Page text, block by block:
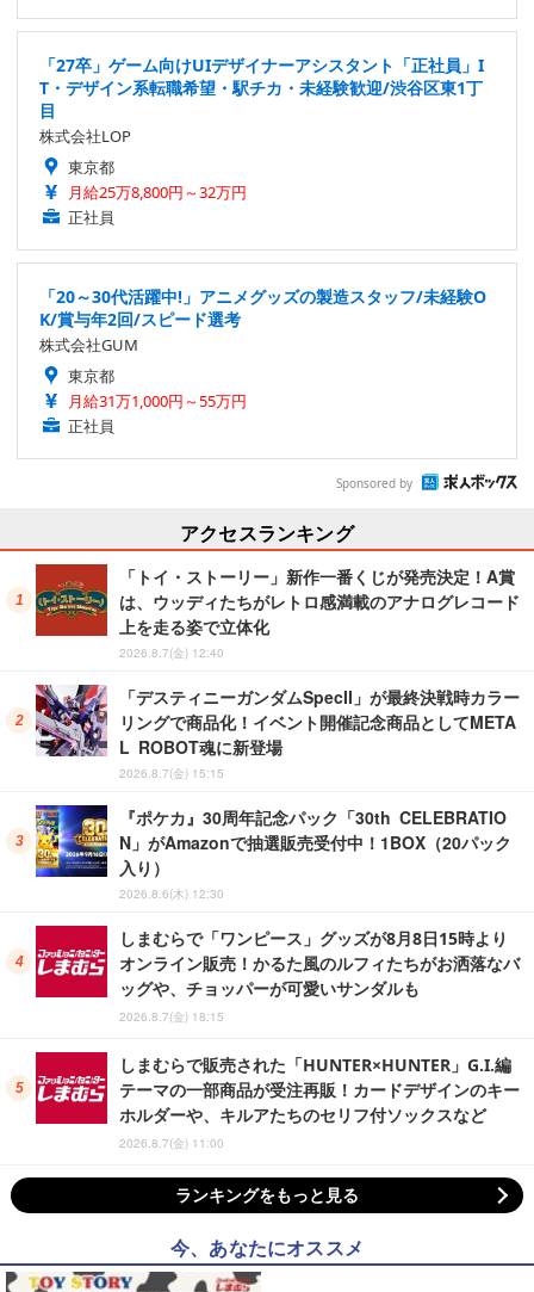
「27卒」ゲーム向けUIデザイナーアシスタント「正社員」I
T・デザイン系転職希望・駅チカ・未経験歓迎/渋谷区東1丁
目
株式会社LOP
東京都
月給25万8,800円～32万円
正社員
「20～30代活躍中!」アニメグッズの製造スタッフ/未経験O
K/賞与年2回/スピード選考
株式会社GUM
東京都
月給31万1,000円～55万円
正社員
Sponsored by
アクセスランキング
「トイ・ストーリー」新作一番くじが発売決定！A賞
は、ウッディたちがレトロ感満載のアナログレコード
上を走る姿で立体化
2026.8.7(金) 12:40
「デスティニーガンダムSpecII」が最終決戦時カラー
リングで商品化！イベント開催記念商品としてMETA
L ROBOT魂に新登場
2026.8.7(金) 15:15
『ポケカ』30周年記念パック「30th CELEBRATIO
N」がAmazonで抽選販売受付中！1BOX（20パック
入り）
2026.8.6(木) 12:30
しまむらで「ワンピース」グッズが8月8日15時より
オンライン販売！かるた風のルフィたちがお洒落なバ
ッグや、チョッパーが可愛いサンダルも
2026.8.7(金) 18:15
しまむらで販売された「HUNTER×HUNTER」G.I.編
テーマの一部商品が受注再販！カードデザインのキー
ホルダーや、キルアたちのセリフ付ソックスなど
2026.8.7(金) 11:00
ランキングをもっと見る
今、あなたにオススメ